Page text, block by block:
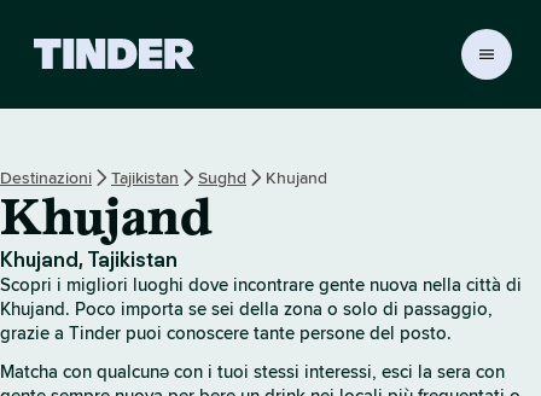
i
T
i
d
e
r
Destinazioni Tajikistan Sughd Khujand
Khujand
Khujand, Tajikistan
Scopri i migliori luoghi dove incontrare gente nuova nella città di
Khujand. Poco importa se sei della zona o solo di passaggio,
grazie a Tinder puoi conoscere tante persone del posto.
Matcha con qualcunə con i tuoi stessi interessi, esci la sera con